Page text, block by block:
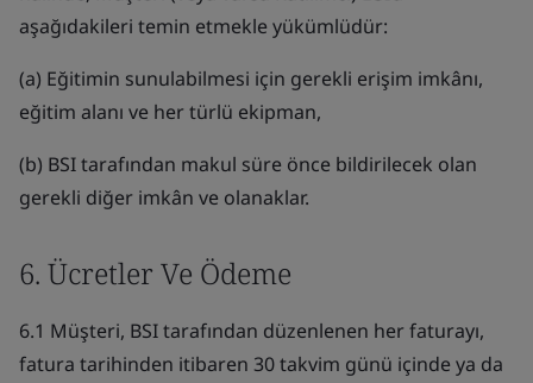
aşağıdakileri temin etmekle yükümlüdür:
(a) Eğitimin sunulabilmesi için gerekli erişim imkânı,
eğitim alanı ve her türlü ekipman,
(b) BSI tarafından makul süre önce bildirilecek olan
gerekli diğer imkân ve olanaklar.
6. Ücretler Ve Ödeme
6.1 Müşteri, BSI tarafından düzenlenen her faturayı,
fatura tarihinden itibaren 30 takvim günü içinde ya da